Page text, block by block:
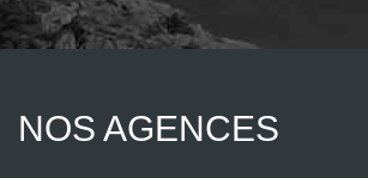
NOS AGENCES